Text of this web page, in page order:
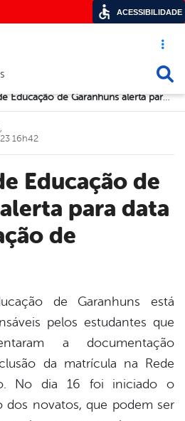
Acesso
Secretaria de Educação de Garanhuns alerta para data para efetivação de matrícula
para data
de
16h42
de Garanhuns está
pelos estudantes que
a documentação
da matrícula na Rede
No dia 16 foi iniciado o
dos novatos, que podem ser
ACESSIBILIDADE